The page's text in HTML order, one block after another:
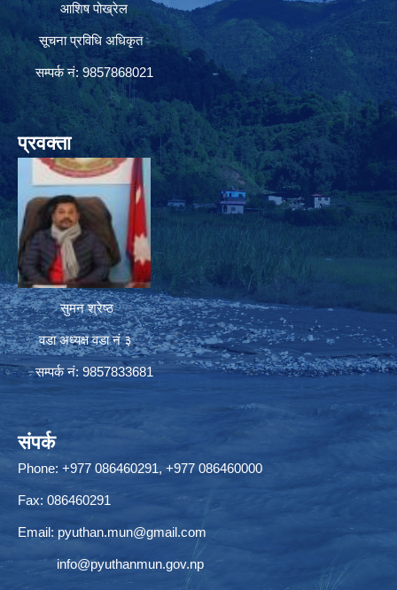
आशिष पोख्रेल
सूचना प्रविधि अधिकृत
सम्पर्क नं: 9857868021
प्रवक्ता
सुमन श्रेष्ठ
वडा अध्यक्ष वडा नं ३
सम्पर्क नं: 9857833681
संपर्क
Phone: +977 086460291, +977 086460000
Fax: 086460291
Email: pyuthan.mun@gmail.com
info@pyuthanmun.gov.np